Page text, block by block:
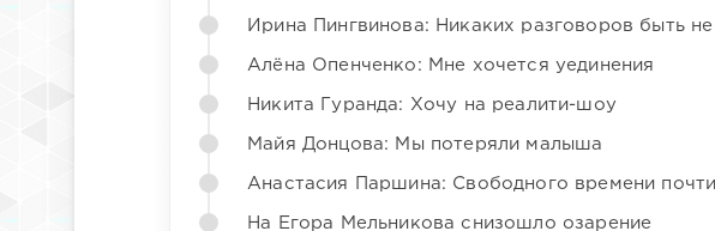
Ирина Пингвинова: Никаких разговоров быть
Алёна Опенченко: Мне хочется уединения
Никита Гуранда: Хочу на реалити-шоу
Майя Донцова: Мы потеряли малыша
Анастасия Паршина: Свободного времени
На Егора Мельникова снизошло озарение